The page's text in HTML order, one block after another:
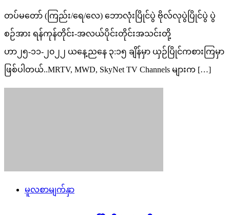
တပ်မတော် (ကြည်း/ရေ/လေ) ဘောလုံးပြိုင်ပွဲ ဗိုလ်လုပွဲပြိုင်ပွဲ ပွဲ
စဉ်အား ရန်ကုန်တိုင်း-အလယ်ပိုင်းတိုင်းအသင်းတို့
ဟာ၂၅-၁၁-၂၀၂၂ ယနေ့ညနေ ၃:၁၅ ချိန်မှာ ယှဉ်ပြိုင်ကစားကြမှာ
ဖြစ်ပါတယ်..MRTV, MWD, SkyNet TV Channels များက […]
မူလစာမျက်နှာ